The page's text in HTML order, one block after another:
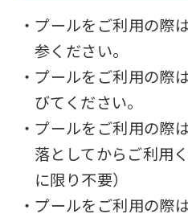
・プールをご利用の際
参ください。
・プールをご利用の際
びてください。
・プールをご利用の際
落としてからご利用
に限り不要）
・プールをご利用の際